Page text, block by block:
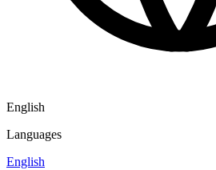
English
Languages
English